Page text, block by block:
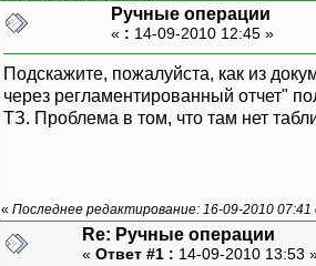
Ручные операции
« : 14-09-2010 12:45 »
Подскажите, пожалуйста, как из
через регламентированный отчет"
ТЗ. Проблема в том, что там нет
« Последнее редактирование: 16-09-2010
Re: Ручные операции
« Ответ #1 : 14-09-2010 13:53